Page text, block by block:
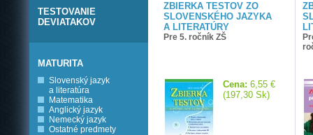
TESTOVANIE
DEVIATAKOV
MATURITA
Slovenský jazyk
a literatúra
Matematika
Anglický jazyk
Nemecký jazyk
Ostatné predmety
ZBIERKA TESTOV ZO
SLOVENSKÉHO JAZYKA
A LITERATÚRY
Pre 5. ročník ZŠ
Cena: 6,55 €
(197,30 Sk)